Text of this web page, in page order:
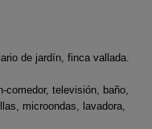
de jardín, finca vallada.
comedor, televisión, baño,
microondas, lavadora,